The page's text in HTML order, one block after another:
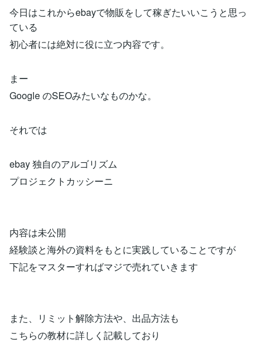
今日はこれからebayで物販をして稼ぎたいいこうと思っ
ている
初心者には絶対に役に立つ内容です。
まー
Google のSEOみたいなものかな。
それでは
ebay 独自のアルゴリズム
プロジェクトカッシーニ
内容は未公開
経験談と海外の資料をもとに実践していることですが
下記をマスターすればマジで売れていきます
また、リミット解除方法や、出品方法も
こちらの教材に詳しく記載しており